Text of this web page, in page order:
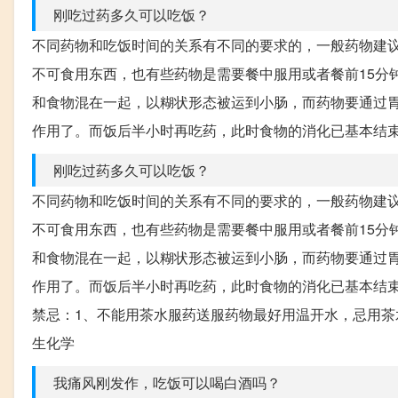
刚吃过药多久可以吃饭？
不同药物和吃饭时间的关系有不同的要求的，一般药物
不可食用东西，也有些药物是需要餐中服用或者餐前15
和食物混在一起，以糊状形态被运到小肠，而药物要通
作用了。而饭后半小时再吃药，此时食物的消化已基本
刚吃过药多久可以吃饭？
不同药物和吃饭时间的关系有不同的要求的，一般药物
不可食用东西，也有些药物是需要餐中服用或者餐前15
和食物混在一起，以糊状形态被运到小肠，而药物要通
作用了。而饭后半小时再吃药，此时食物的消化已基本
禁忌：1、不能用茶水服药送服药物最好用温开水，忌用
生化学
我痛风刚发作，吃饭可以喝白酒吗？